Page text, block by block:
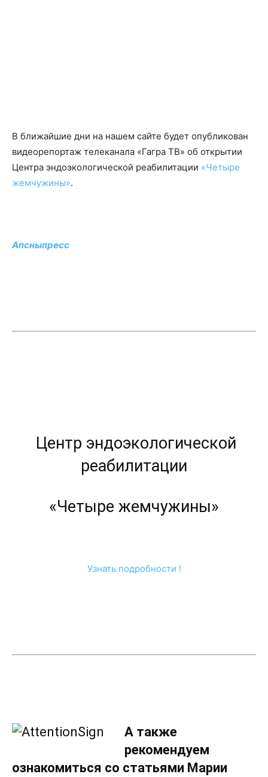
В ближайшие дни на нашем сайте будет опубликован
видеорепортаж телеканала «Гагра ТВ» об открытии
Центра эндоэкологической реабилитации «Четыре
жемчужины».
Апсныпресс
Центр эндоэкологической
реабилитации
«Четыре жемчужины»
Узнать подробности !
А также
рекомендуем
ознакомиться со статьями Марии